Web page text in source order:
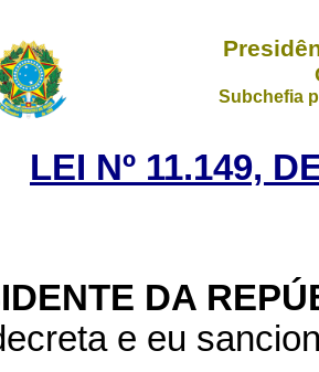
Subchefia
LEI Nº 11.149,
DA
e eu